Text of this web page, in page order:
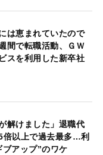
は恵まれていたので
間で転職活動、ＧＷ
スを利用した新卒社
解けました」退職代
倍以上で過去最多…利
アップ”のワケ